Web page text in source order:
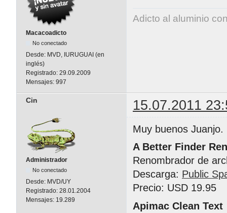
Macacoadicto
No conectado
Desde: MVD, IURUGUAI (en
inglés)
Registrado: 29.09.2009
Mensajes: 997
Adicto al aluminio
Cin 15.07.2011
Administrador
No conectado
Desde: MVD/UY
Registrado: 28.01.2004
Mensajes: 19.289
Muy buenos
A Better Finder
Renombrador de
Descarga: Public
Precio: USD 19.95
Apimac Clean Text